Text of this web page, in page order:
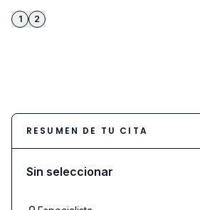
1 2
RESUMEN DE TU CITA
Sin seleccionar